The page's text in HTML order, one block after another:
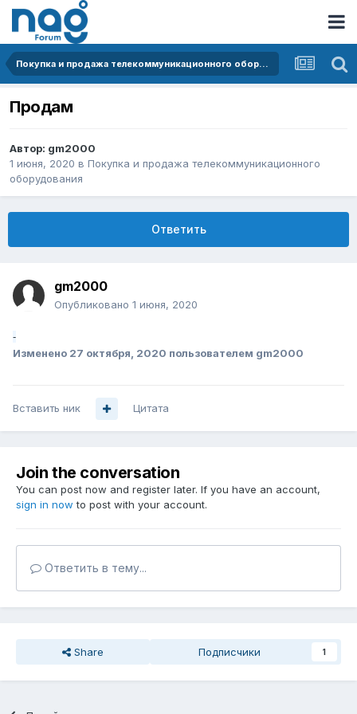
Покупка и продажа телекоммуникационного оборудования
Продам
Автор: gm2000
1 июня, 2020 в Покупка и продажа телекоммуникационного
оборудования
Ответить
gm2000
Опубликовано 1 июня, 2020
-
Изменено 27 октября, 2020 пользователем gm2000
Вставить ник Цитата
Join the conversation
You can post now and register later. If you have an account,
sign in now to post with your account.
Ответить в тему...
Share Подписчики 1